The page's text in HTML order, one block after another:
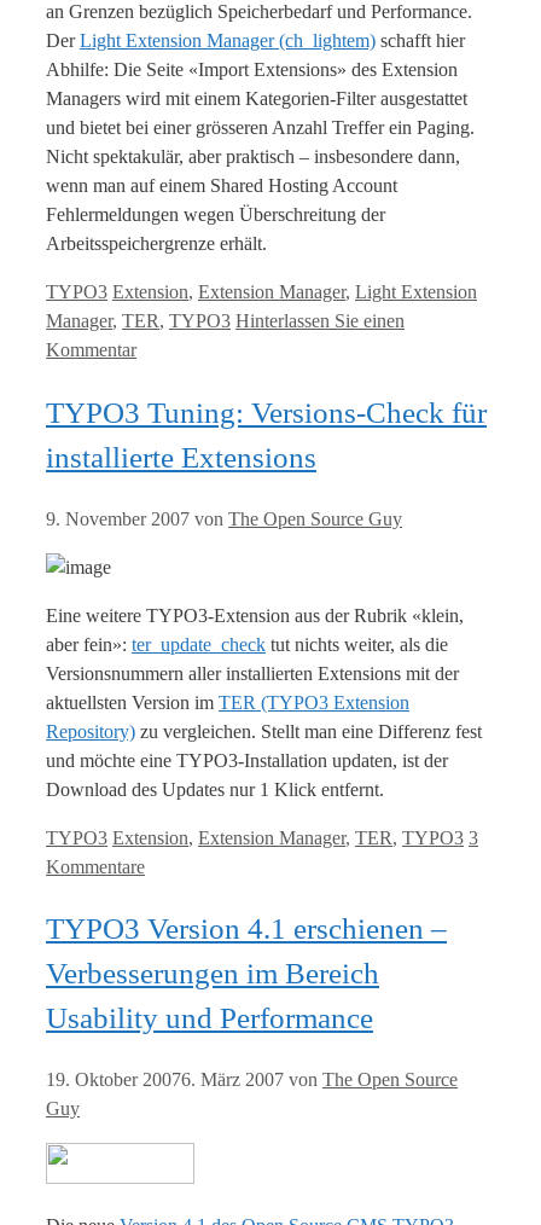
an Grenzen bezüglich Speicherbedarf und Performance.
DerLight Extension Manager (ch_lightem) schafft hier
Abhilfe: Die Seite «Import Extensions» des Extension
Managers wird mit einem Kategorien-Filter ausgestattet
und bietet bei einer grösseren Anzahl Treffer ein Paging.
Nicht spektakulär, aber praktisch – insbesondere dann,
wenn man auf einem Shared Hosting Account
Fehlermeldungen wegen Überschreitung der
Arbeitsspeichergrenze erhält.
Kategorien
TYPO3 Tags
Extension, Extension Manager, Light Extension
Manager, TER, TYPO3 Hinterlassen Sie einen
Kommentar
TYPO3 Tuning: Versions-Check für
installierte Extensions
9. November 2007 von The Open Source Guy
Eine weitere TYPO3-Extension aus der Rubrik «klein,
aber fein»: ter_update_check tut nichts weiter, als die
Versionsnummern aller installierten Extensions mit der
aktuellsten Version im TER (TYPO3 Extension
Repository) zu vergleichen. Stellt man eine Differenz fest
und möchte eine TYPO3-Installation updaten, ist der
Download des Updates nur 1 Klick entfernt.
Kategorien
TYPO3 Tags
Extension, Extension Manager, TER, TYPO3 3
Kommentare
TYPO3 Version 4.1 erschienen –
Verbesserungen im Bereich
Usability und Performance
19. Oktober 20076. März 2007 von The Open Source
Guy